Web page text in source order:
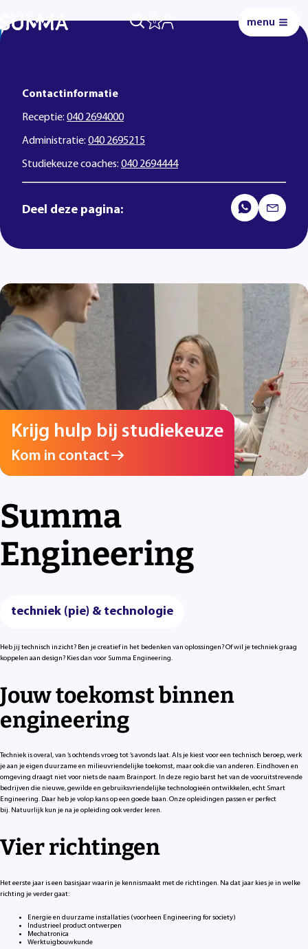
0
menu
Summa
Engineering
techniek (pie) & technologie
Heb jij technisch inzicht? Ben je creatief in het bedenken van oplossingen? Of wil je techniek graag
koppelen aan design? Kies dan voor Summa Engineering.
Jouw toekomst binnen
engineering
Techniek is overal, van ’s ochtends vroeg tot ’s avonds laat. Als je kiest voor een technisch beroep, werk
je aan je eigen duurzame en milieuvriendelijke toekomst, maar ook die van anderen. Eindhoven en
omgeving draagt niet voor niets de naam Brainport. In deze regio barst het van de vooruitstrevende
bedrijven die nieuwe, gewilde en gebruiksvriendelijke technologieën ontwikkelen, echt Smart
Engineering. Daar heb je volop kans op een goede baan. Onze opleidingen passen er perfect
bij. Natuurlijk kun je na je opleiding ook verder leren.
Vier richtingen
Het eerste jaar is een basisjaar waarin je kennismaakt met de richtingen. Na dat jaar kies je in welke
richting je verder gaat:
Energie en duurzame installaties (voorheen Engineering for society)
Industrieel product ontwerpen
Mechatronica
Werktuigbouwkunde
Contactinformatie
Receptie: 040 2694000
Administratie: 040 2695215
Studiekeuze coaches: 040 2694444
Deel deze pagina:
Krijg hulp bij studiekeuze
Kom in contact